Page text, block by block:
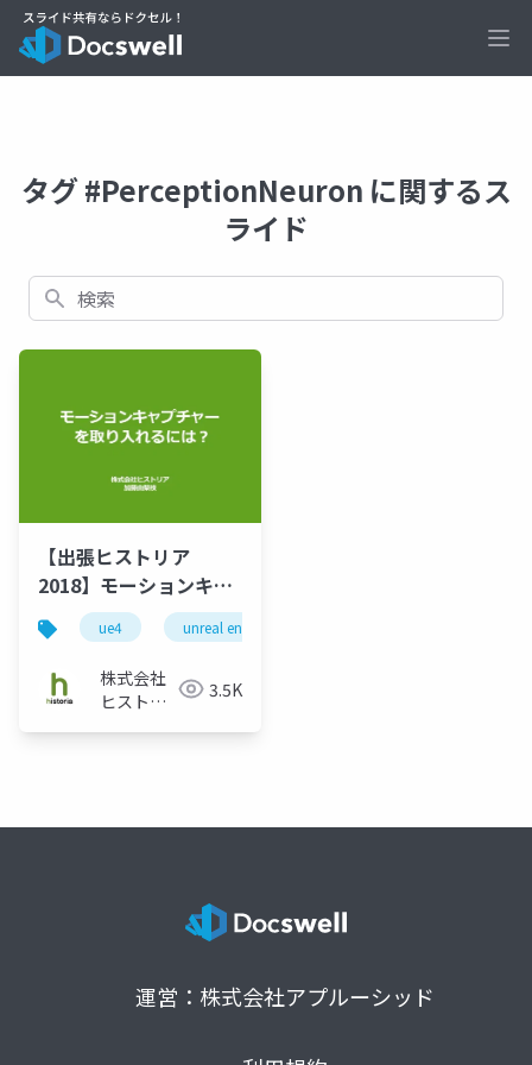
タグ #PerceptionNeuron に関するス
ライド
検索
【出張ヒストリア
2018】モーションキャ
プチャーを取り入れる
には？
ue4 unreal engine
株式会社
ヒストリ
3.5K
運営：株式会社アプルーシッド